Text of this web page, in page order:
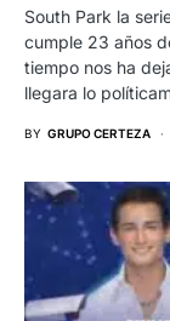
South Park la
cumple 23 años
tiempo nos ha
llegara lo
BY GRUPO CERTEZA